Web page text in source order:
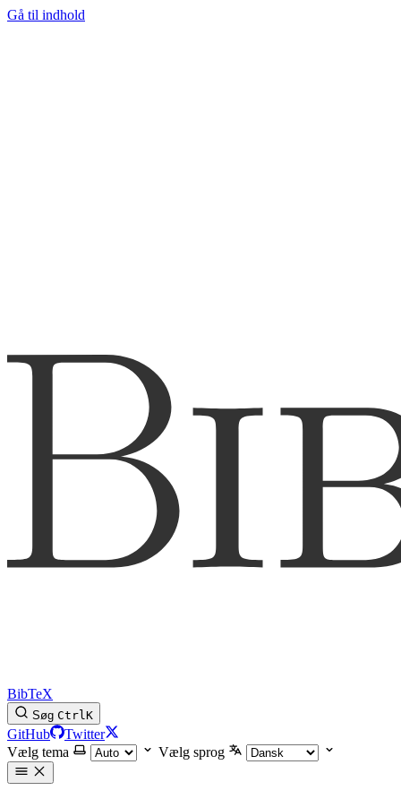
Gå til indhold
BibTeX
Søg CtrlK
GitHub
Twitter
Vælg tema
Vælg sprog